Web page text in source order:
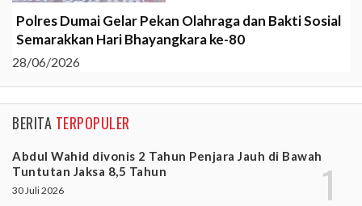
Polres Dumai Gelar Pekan Olahraga dan Bakti Sosial
Semarakkan Hari Bhayangkara ke-80
28/06/2026
BERITA TERPOPULER
Abdul Wahid divonis 2 Tahun Penjara Jauh di Bawah
Tuntutan Jaksa 8,5 Tahun
30 Juli 2026